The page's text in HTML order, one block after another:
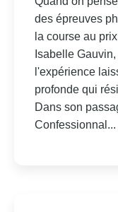
des épreuves
la course au
Isabelle
l'expérience
profonde qui
Dans son
Confessionnal...